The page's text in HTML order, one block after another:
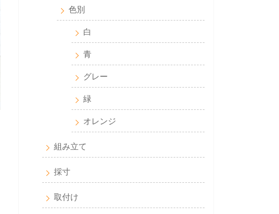
色別
白
青
グレー
緑
オレンジ
組み立て
採寸
取付け